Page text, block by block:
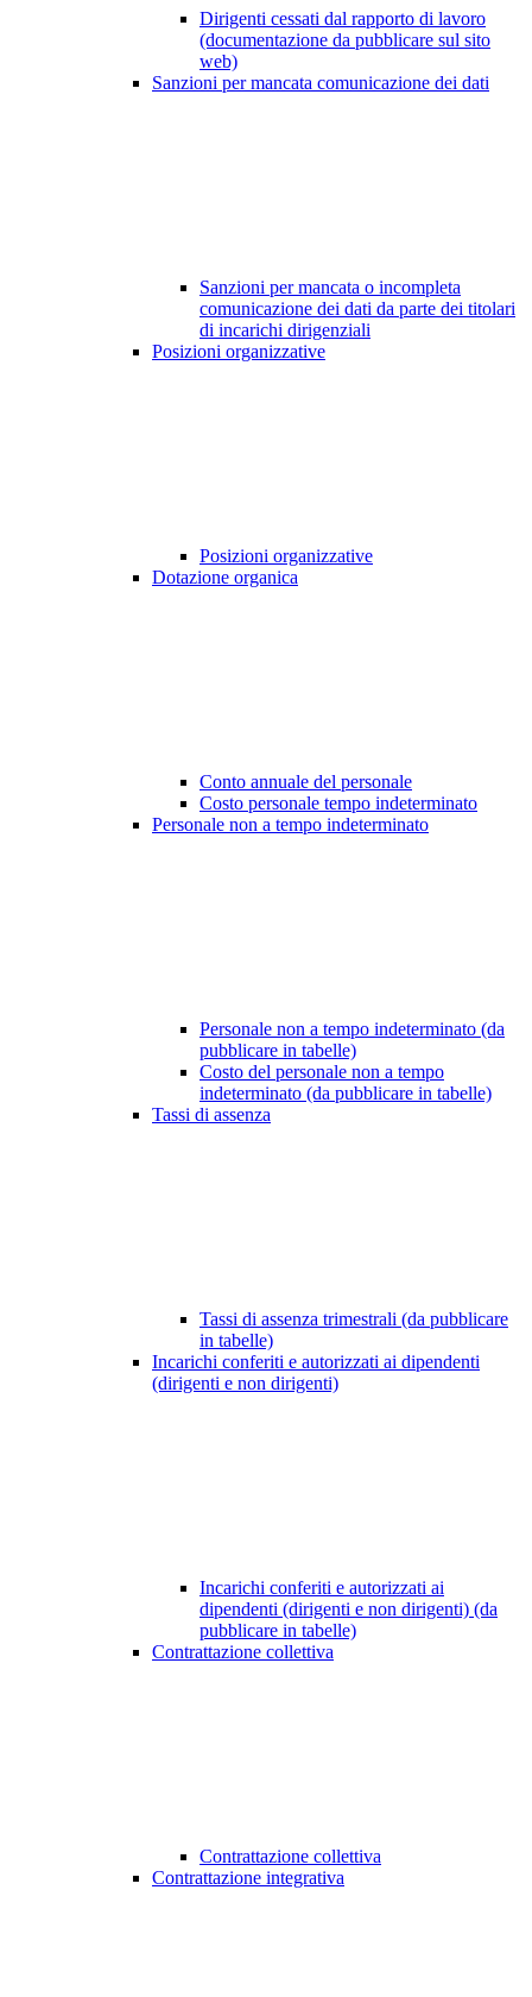
Dirigenti cessati dal rapporto di lavoro
(documentazione da pubblicare sul sito
web)
Sanzioni per mancata comunicazione dei dati
Sanzioni per mancata o incompleta
comunicazione dei dati da parte dei titolari
di incarichi dirigenziali
Posizioni organizzative
Posizioni organizzative
Dotazione organica
Conto annuale del personale
Costo personale tempo indeterminato
Personale non a tempo indeterminato
Personale non a tempo indeterminato (da
pubblicare in tabelle)
Costo del personale non a tempo
indeterminato (da pubblicare in tabelle)
Tassi di assenza
Tassi di assenza trimestrali (da pubblicare
in tabelle)
Incarichi conferiti e autorizzati ai dipendenti
(dirigenti e non dirigenti)
Incarichi conferiti e autorizzati ai
dipendenti (dirigenti e non dirigenti) (da
pubblicare in tabelle)
Contrattazione collettiva
Contrattazione collettiva
Contrattazione integrativa